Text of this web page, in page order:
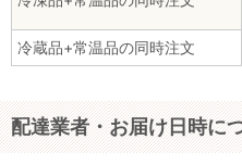
冷蔵品+常温品の同時注文
配達業者・お届け日時に